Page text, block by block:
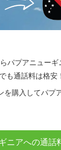
プアニューギ
通話料は格安
購入してパプ
ニアへの通話